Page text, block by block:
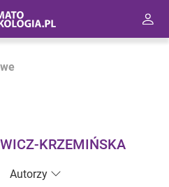
KRZEMIŃSKA
Autorzy